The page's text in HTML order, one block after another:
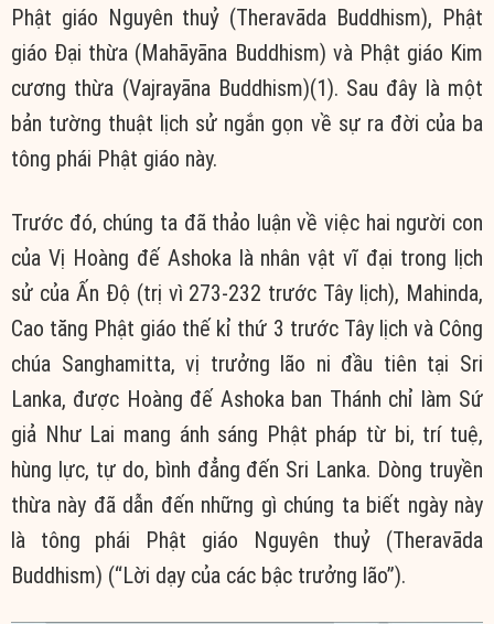
Phật giáo Nguyên thuỷ (Theravāda Buddhism), Phật
giáo Đại thừa (Mahāyāna Buddhism) và Phật giáo Kim
cương thừa (Vajrayāna Buddhism)(1). Sau đây là một
bản tường thuật lịch sử ngắn gọn về sự ra đời của ba
tông phái Phật giáo này.
Trước đó, chúng ta đã thảo luận về việc hai người con
của Vị Hoàng đế Ashoka là nhân vật vĩ đại trong lịch
sử của Ấn Độ (trị vì 273-232 trước Tây lịch), Mahinda,
Cao tăng Phật giáo thế kỉ thứ 3 trước Tây lịch và Công
chúa Sanghamitta, vị trưởng lão ni đầu tiên tại Sri
Lanka, được Hoàng đế Ashoka ban Thánh chỉ làm Sứ
giả Như Lai mang ánh sáng Phật pháp từ bi, trí tuệ,
hùng lực, tự do, bình đẳng đến Sri Lanka. Dòng truyền
thừa này đã dẫn đến những gì chúng ta biết ngày này
là tông phái Phật giáo Nguyên thuỷ (Theravāda
Buddhism) (“Lời dạy của các bậc trưởng lão”).